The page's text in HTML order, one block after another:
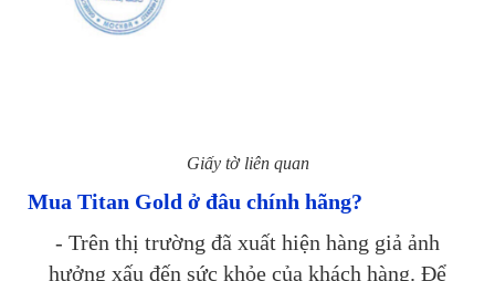
Giấy tờ liên quan
Mua Titan Gold ở đâu chính hãng?
- Trên thị trường đã xuất hiện hàng giả ảnh
hưởng xấu đến sức khỏe của khách hàng. Để